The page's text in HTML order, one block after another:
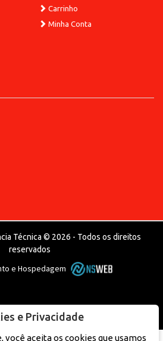
Carrinho
Minha Conta
Técnica © 2026 - Todos os direitos
reservados
e Hospedagem
e Privacidade
você aceita os cookies que usamos